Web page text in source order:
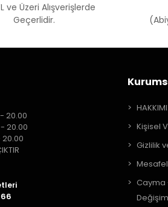
ve Üzeri Alışverişlerde
Geçerlidir.
20.00
- 20.00
Kişisel
Gizlilik
Değişim